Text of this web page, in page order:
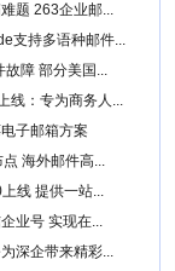
题 263企业邮...
支持多语种邮件...
故障 部分美国...
线：专为商务人...
子邮箱方案
海外邮件高...
线 提供一站...
业号 实现在...
深企带来精彩...